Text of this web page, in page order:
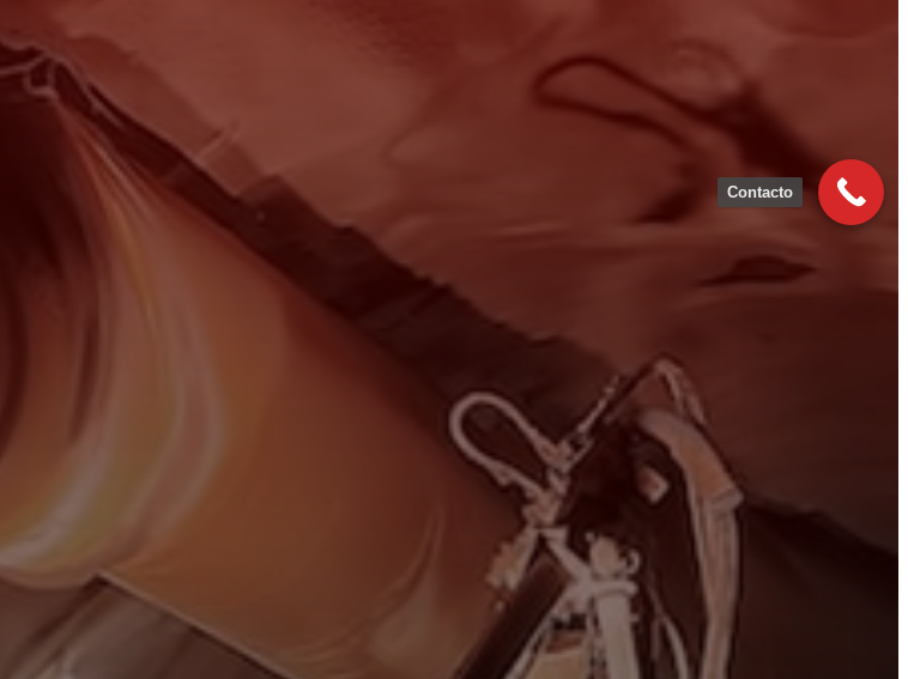
Contacto